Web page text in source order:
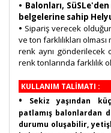
• Balonları,
belgelerine sahip
• Sipariş verecek
ve ton farklılıkları
renk aynı gönderilecek
renk tonlarında farklılık
KULLANIM TALİMATI :
•
Sekiz yaşından
patlamış balonlardan
durumu oluşabilir,